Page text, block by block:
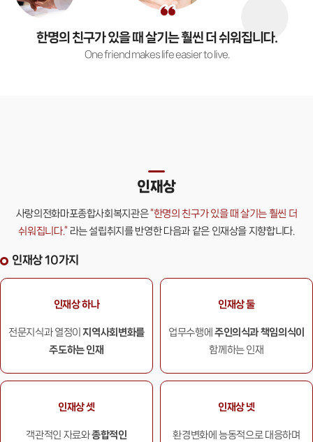
한명의 친구가 있을 때 살기는 훨씬 더 쉬워집니다.
One friend makes life easier to live.
인재상
사랑의전화마포종합사회복지관은“한명의 친구가 있을 때 살기는 훨씬 더
쉬워집니다.” 라는설립취지를 반영한 다음과 같은 인재상을 지향합니다.
인재상 10가지
인재상 하나
전문지식과 열정이지역사회변화를
주도하는 인재
인재상 둘
업무수행에 주인의식과 책임의식이
함께하는 인재
인재상 셋
객관적인 자료와종합적인
인재상 넷
환경변화에 능동적으로대응하며